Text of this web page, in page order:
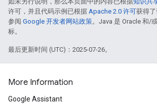
许可，并且代码示例已根据 Apache 2.0 许可获得
参阅 Google 开发者网站政策。Java 是 Oracle 和/
标。
最后更新时间 (UTC)：2025-07-26。
More Information
Google Assistant